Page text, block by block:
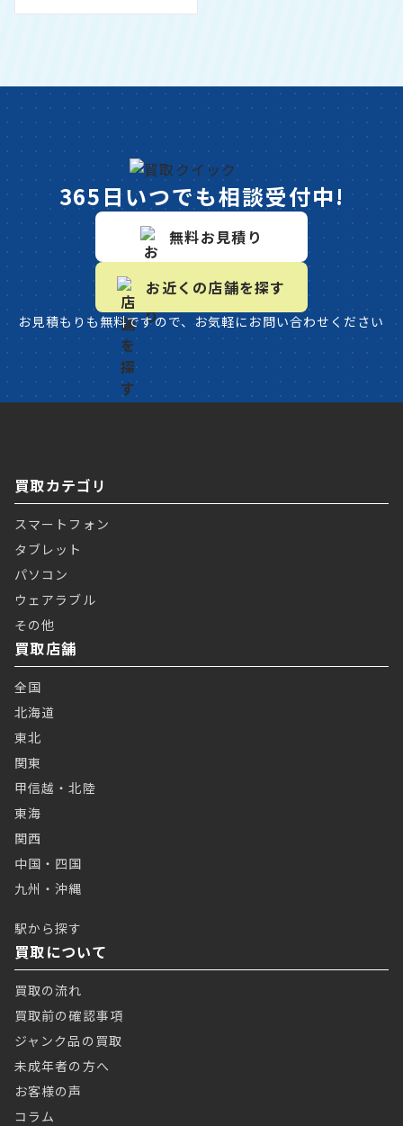
365日いつでも相談受付中!
無料お見積り
お近くの店舗を探す
お見積もりも無料ですので、お気軽にお問い合わせください
買取カテゴリ
スマートフォン
タブレット
パソコン
ウェアラブル
その他
買取店舗
全国
北海道
東北
関東
甲信越・北陸
東海
関西
中国・四国
九州・沖縄
駅から探す
買取について
買取の流れ
買取前の確認事項
ジャンク品の買取
未成年者の方へ
お客様の声
コラム